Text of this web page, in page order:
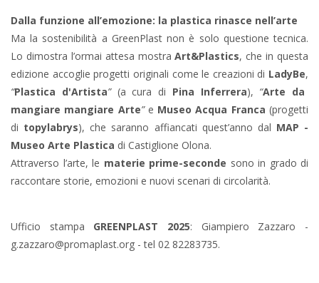
Dalla funzione all’emozione: la plastica rinasce nell’arte
Ma la sostenibilità a GreenPlast non è solo questione tecnica.
Lo dimostra l’ormai attesa mostraArt&Plastics, che in questa
edizione accoglie progetti originali come le creazioni di LadyBe,
“Plastica d'Artista”(a cura di Pina Inferrera), “Arte da
mangiare mangiare Arte”e Museo Acqua Franca (progetti
di topylabrys), che saranno affiancati quest’anno dal MAP -
Museo Arte Plastica di Castiglione Olona.
Attraverso l’arte, le materie prime-seconde sono in grado di
raccontare storie, emozioni e nuovi scenari di circolarità.
Ufficio stampa GREENPLAST 2025: Giampiero Zazzaro -
g.zazzaro@promaplast.org - tel 02 82283735.